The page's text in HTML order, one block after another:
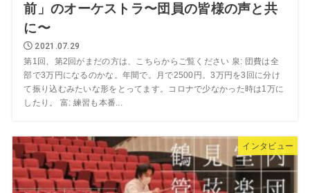
前」のオーケストラ〜団員の皆様の声と共
に〜
2021.07.29
第1回、第2回がまだの方は、こちらからご覧ください 泉: 団費は全
部で3万円になるのかな。年間で。月で2500円。3万円を3回に分け
て振り込むみたいな形をとってます。コロナで少なかった時は1万に
したり。 富: 練習も本番...
インタビュー